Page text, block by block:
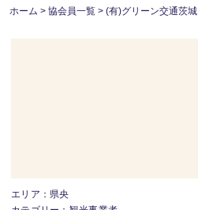
ホーム >協会員一覧 >(有)グリーン交通茨城
エリア：県央